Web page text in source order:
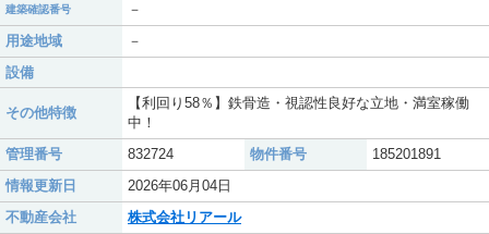
建築確認番号
－
用途地域
－
設備
その他特徴
【利回り58％】鉄骨造・視認性良好な立地・満室稼働
中！
管理番号
832724 物件番号
185201891
情報更新日
2026年06月04日
不動産会社
株式会社リアール